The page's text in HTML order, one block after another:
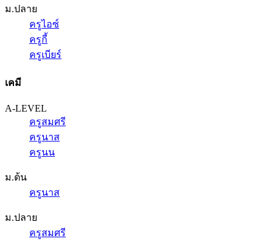
ม.ปลาย
ครูไอซ์
ครูกี้
ครูเบียร์
เคมี
A-LEVEL
ครูสมศรี
ครูนาส
ครูนน
ม.ต้น
ครูนาส
ม.ปลาย
ครูสมศรี